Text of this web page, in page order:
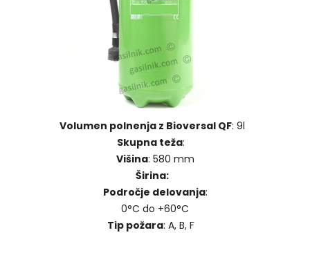
Volumen polnenja z Bioversal QF: 9l
Skupna teža:
Višina: 580 mm
Širina:
Področje delovanja:
0°C do +60°C
Tip požara: A, B, F